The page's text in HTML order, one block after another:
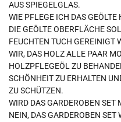
AUS SPIEGELGLAS.
WIE PFLEGE ICH DAS GEÖLTE
DIE GEÖLTE OBERFLÄCHE
EUCHTEN TUCH GEREINIGT
IR, DAS HOLZ ALLE PAAR
OLZPFLEGEÖL ZU
CHÖNHEIT ZU ERHALTEN
U SCHÜTZEN.
WIRD DAS GARDEROBEN SET
NEIN, DAS GARDEROBEN SET